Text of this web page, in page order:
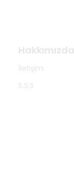
Hakkımızda
İletişim
S.S.S